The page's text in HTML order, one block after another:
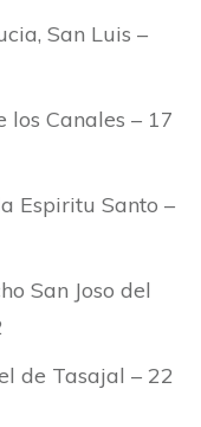
San Luis –
Canales – 17
Espiritu Santo –
San Joso del
de Tasajal – 22